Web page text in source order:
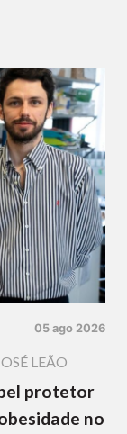
05 ago 2026
LEÃO
protetor
no